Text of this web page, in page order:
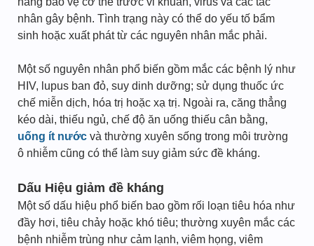
nhân gây bệnh. Tình trạng này có thể do yếu tố bẩm
sinh hoặc xuất phát từ các nguyên nhân mắc phải.
Một số nguyên nhân phổ biến gồm mắc các bệnh lý như
HIV, lupus ban đỏ, suy dinh dưỡng; sử dụng thuốc ức
chế miễn dịch, hóa trị hoặc xạ trị. Ngoài ra, căng thẳng
kéo dài, thiếu ngủ, chế độ ăn uống thiếu cân bằng,
uống ít nước và thường xuyên sống trong môi trường
ô nhiễm cũng có thể làm suy giảm sức đề kháng.
Dấu Hiệu giảm đề kháng
Một số dấu hiệu phổ biến bao gồm rối loạn tiêu hóa như
đầy hơi, tiêu chảy hoặc khó tiêu; thường xuyên mắc các
bệnh nhiễm trùng như cảm lạnh, viêm họng, viêm